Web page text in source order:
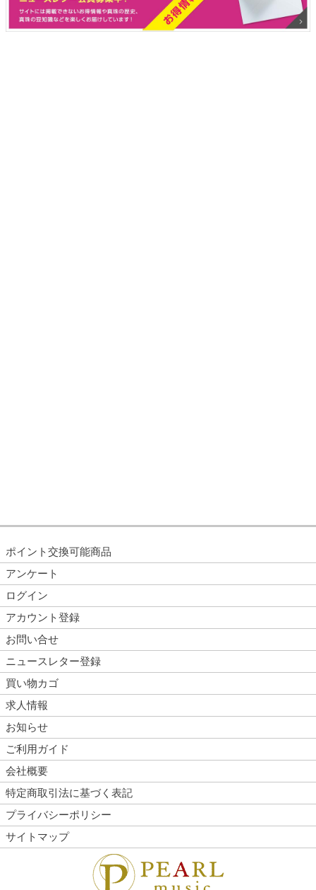
ポイント交換可能商品
アンケート
ログイン
アカウント登録
お問い合せ
ニュースレター登録
買い物カゴ
求人情報
お知らせ
ご利用ガイド
会社概要
特定商取引法に基づく表記
プライバシーポリシー
サイトマップ